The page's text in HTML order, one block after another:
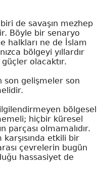
de savaşın mezhep
Böyle bir senaryo
halkları ne de İslam
bölgeyi yıllardır
olacaktır.
son gelişmeler son
bölgesel
hiçbir küresel
parçası olmamalıdır.
etkili bir
çevrelerin bugün
hassasiyet de